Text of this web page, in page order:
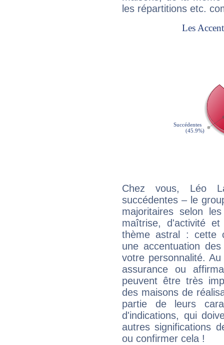
les répartitions etc.
Chez vous, Léo
succédentes – le
majoritaires selon
maîtrise, d'activité
thème astral : cette
une accentuation
votre personnalité.
assurance ou
peuvent être très
des maisons de
partie de leurs
d'indications, qui
autres significations
ou confirmer cela !